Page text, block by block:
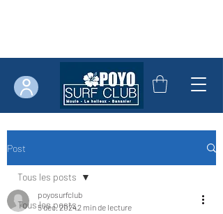
Post
Tous les posts
Tous les posts
poyosurfclub
5 déc. 20242 min de lecture